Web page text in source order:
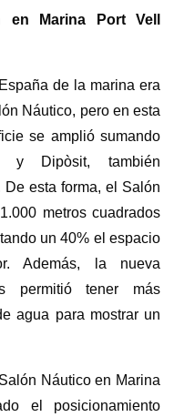
en Marina Port Vell
de la marina era
Náutico, pero en esta
se amplió sumando
y Dipòsit, también
esta forma, el Salón
metros cuadrados
un 40% el espacio
Además, la nueva
permitió tener más
agua para mostrar un
Náutico en Marina
el posicionamiento